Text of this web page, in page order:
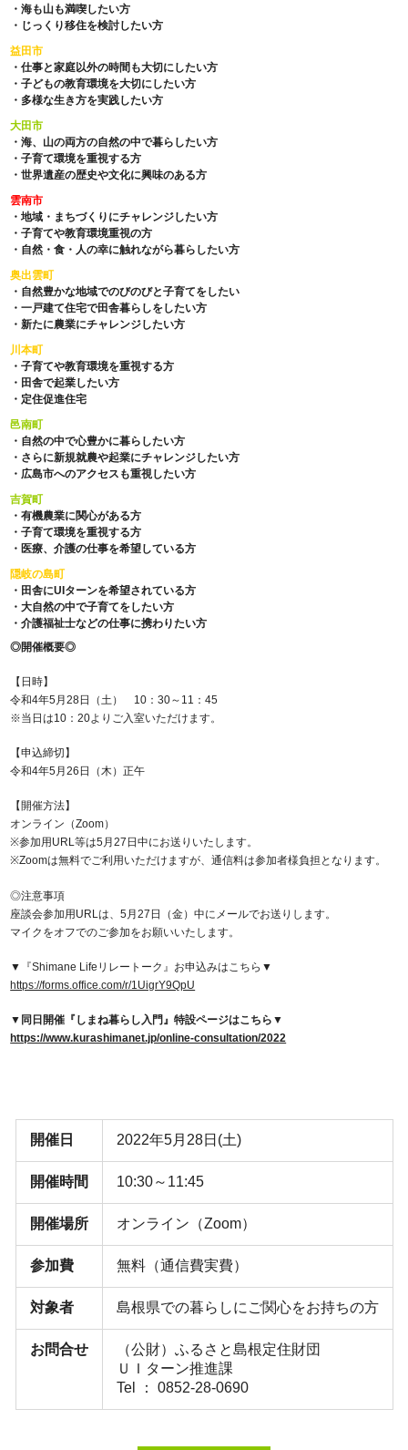
・海も山も満喫したい方
・じっくり移住を検討したい方
益田市
・仕事と家庭以外の時間も大切にしたい方
・子どもの教育環境を大切にしたい方
・多様な生き方を実践したい方
大田市
・海、山の両方の自然の中で暮らしたい方
・子育て環境を重視する方
・世界遺産の歴史や文化に興味のある方
雲南市
・地域・まちづくりにチャレンジしたい方
・子育てや教育環境重視の方
・自然・食・人の幸に触れながら暮らしたい方
奥出雲町
・自然豊かな地域でのびのびと子育てをしたい
・一戸建て住宅で田舎暮らしをしたい方
・新たに農業にチャレンジしたい方
川本町
・子育てや教育環境を重視する方
・田舎で起業したい方
・定住促進住宅
邑南町
・自然の中で心豊かに暮らしたい方
・さらに新規就農や起業にチャレンジしたい方
・広島市へのアクセスも重視したい方
吉賀町
・有機農業に関心がある方
・子育て環境を重視する方
・医療、介護の仕事を希望している方
隠岐の島町
・田舎にUIターンを希望されている方
・大自然の中で子育てをしたい方
・介護福祉士などの仕事に携わりたい方
◎開催概要◎
【日時】
令和4年5月28日（土） 10：30～11：45
※当日は10：20よりご入室いただけます。
【申込締切】
令和4年5月26日（木）正午
【開催方法】
オンライン（Zoom）
※参加用URL等は5月27日中にお送りいたします。
※Zoomは無料でご利用いただけますが、通信料は参加者様負担となります。
◎注意事項
座談会参加用URLは、5月27日（金）中にメールでお送りします。
マイクをオフでのご参加をお願いいたします。
▼『Shimane Lifeリレートーク』お申込みはこちら▼
https://forms.office.com/r/1UigrY9QpU
▼同日開催『しまね暮らし入門』特設ページはこちら▼
https://www.kurashimanet.jp/online-consultation/2022
開催日 2022年5月28日(土)
開催時間 10:30～11:45
開催場所 オンライン（Zoom）
参加費 無料（通信費実費）
対象者 島根県での暮らしにご関心をお持ちの方
お問合せ
（公財）ふるさと島根定住財団
ＵＩターン推進課
Tel ： 0852-28-0690